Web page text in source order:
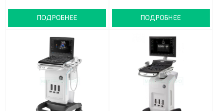
ПОДРОБНЕЕ ПОДРОБНЕЕ